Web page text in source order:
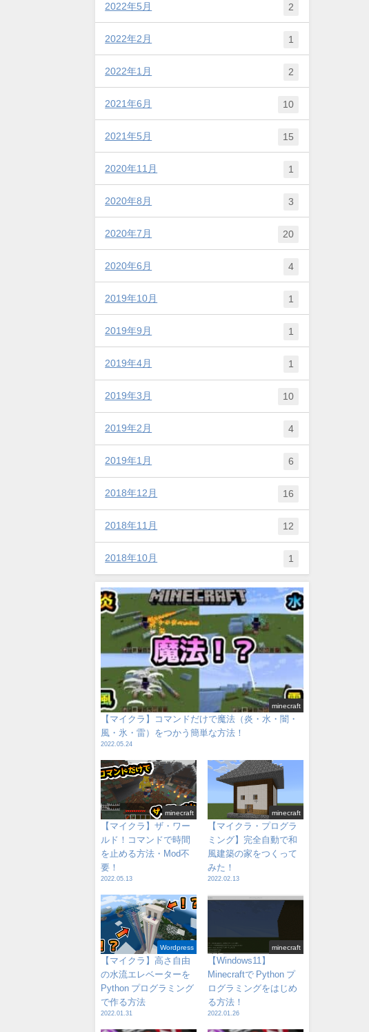
2022年5月 2
2022年2月 1
2022年1月 2
2021年6月 10
2021年5月 15
2020年11月 1
2020年8月 3
2020年7月 20
2020年6月 4
2019年10月 1
2019年9月 1
2019年4月 1
2019年3月 10
2019年2月 4
2019年1月 6
2018年12月 16
2018年11月 12
2018年10月 1
minecraft
【マイクラ】コマンドだけで魔法（炎・水・闇・
風・氷・雷）をつかう簡単な方法！
2022.05.24
minecraft
【マイクラ】ザ・ワー
ルド！コマンドで時間
を止める方法・Mod不
要！
2022.05.13
minecraft
【マイクラ・プログラ
ミング】完全自動で和
風建築の家をつくって
みた！
2022.02.13
Wordpress
【マイクラ】高さ自由
の水流エレベーターを
Python プログラミング
で作る方法
2022.01.31
minecraft
【Windows11】
Minecraftで Python プ
ログラミングをはじめ
る方法！
2022.01.26